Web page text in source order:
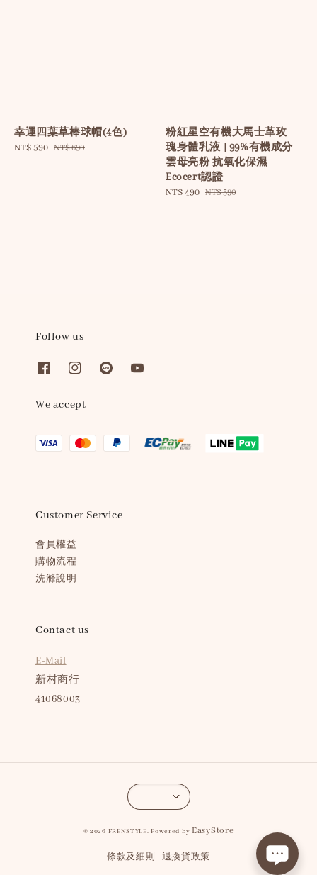
幸運四葉草棒球帽(4色)
Sale
NT$ 590 Regular
NT$ 690
粉紅星空有機大馬士革玫
瑰身體乳液 | 99%有機成分
雲母亮粉 抗氧化保濕
Ecocert認證
Sale
NT$ 490 Regular
NT$ 590
Follow us
We accept
Customer Service
會員權益
購物流程
洗滌說明
Contact us
E-Mail
新村商行
41068003
© 2026 FRENSTYLE. Powered by EasyStore
條款及細則 | 退換貨政策